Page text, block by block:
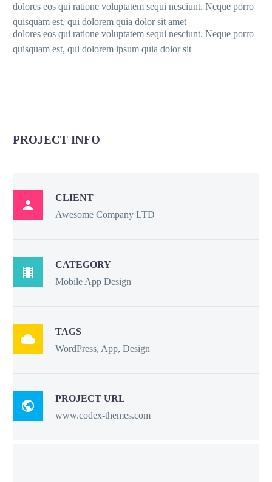
dolores eos qui ratione voluptatem sequi nesciunt. Neque porro
quisquam est, qui dolorem quia dolor sit amet
dolores eos qui ratione voluptatem sequi nesciunt. Neque porro
quisquam est, qui dolorem ipsum quia dolor sit
PROJECT INFO

CLIENT
Awesome Company LTD

CATEGORY
Mobile App Design

TAGS
WordPress, App, Design

PROJECT URL
www.codex-themes.com